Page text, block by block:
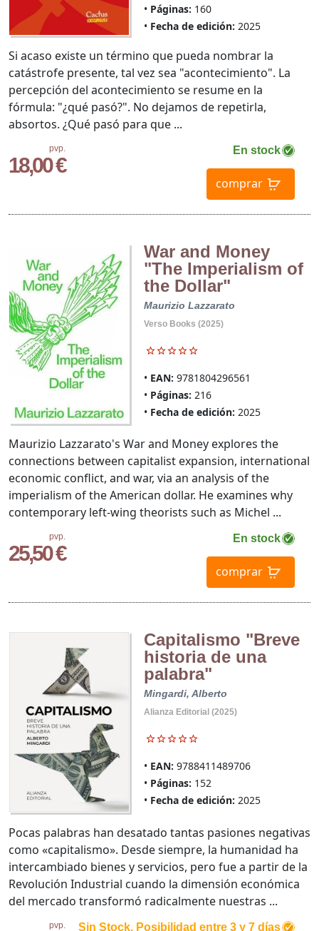
Páginas: 160
Fecha de edición: 2025
pvp.
18,00 €
En stock
comprar
Si acaso existe un término que pueda nombrar la
catástrofe presente, tal vez sea "acontecimiento". La
percepción del acontecimiento se resume en la
fórmula: "¿qué pasó?". No dejamos de repetirla,
absortos. ¿Qué pasó para que ...
War and Money
"The Imperialism of
the Dollar"
Maurizio Lazzarato
Verso Books (2025)
EAN: 9781804296561
Páginas: 216
Fecha de edición: 2025
pvp.
25,50 €
En stock
comprar
Maurizio Lazzarato's War and Money explores the
connections between capitalist expansion, international
economic conflict, and war, via an analysis of the
imperialism of the American dollar. He examines why
contemporary left-wing theorists such as Michel ...
Capitalismo "Breve
historia de una
palabra"
Mingardi, Alberto
Alianza Editorial (2025)
EAN: 9788411489706
Páginas: 152
Fecha de edición: 2025
pvp. Sin Stock. Posibilidad entre 3 y 7 días
Pocas palabras han desatado tantas pasiones negativas
como «capitalismo». Desde siempre, la humanidad ha
intercambiado bienes y servicios, pero fue a partir de la
Revolución Industrial cuando la dimensión económica
del mercado transformó radicalmente nuestras ...